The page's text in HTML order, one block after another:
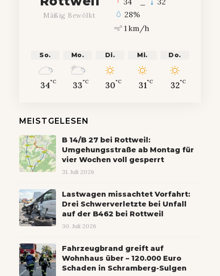
Mäßig Bewölkt
28%
1 km/h
So.
34°C
Mo.
33°C
Di.
30°C
Mi.
31°C
Do.
32°C
MEISTGELESEN
B 14/B 27 bei Rottweil:
Umgehungsstraße ab Montag für
vier Wochen voll gesperrt
31. Juli 2026
Lastwagen missachtet Vorfahrt:
Drei Schwerverletzte bei Unfall
auf der B462 bei Rottweil
30. Juli 2026
Fahrzeugbrand greift auf
Wohnhaus über – 120.000 Euro
Schaden in Schramberg-Sulgen